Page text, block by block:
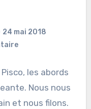
24 mai 2018
les abords
Nous nous
et nous filons.